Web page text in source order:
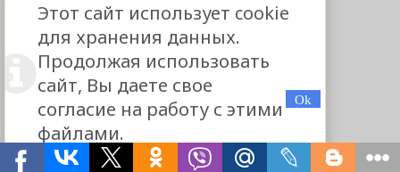
Этот сайт использует cookie
для хранения данных.
Продолжая использовать
сайт, Вы даете свое
согласие на работу с этими
файлами.